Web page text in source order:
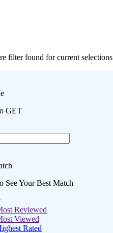
filter found for current selections
GET
See Your Best Match
Reviewed
Viewed
Rated